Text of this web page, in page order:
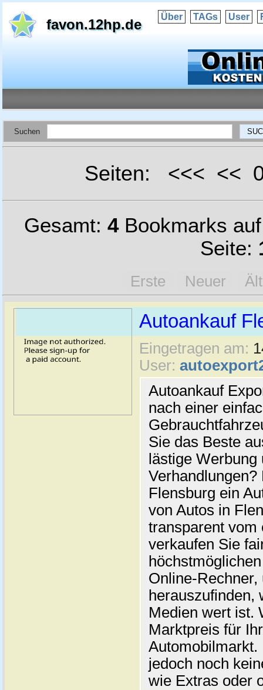
favon.12hp.de Über TAGs User
Suchen
Seiten: <<< <<
Gesamt: 4Bookmarks
Seite:
Erste Neuer
Autoankauf
Eingetragen am:
User:
Autoankauf
nach einer
Sie das Beste
lästige
Flensburg ein
von Autos in
transparent vom
verkaufen Sie
Online-
herauszufinden,
Medien wert ist.
Marktpreis für
jedoch noch
wie Extras oder